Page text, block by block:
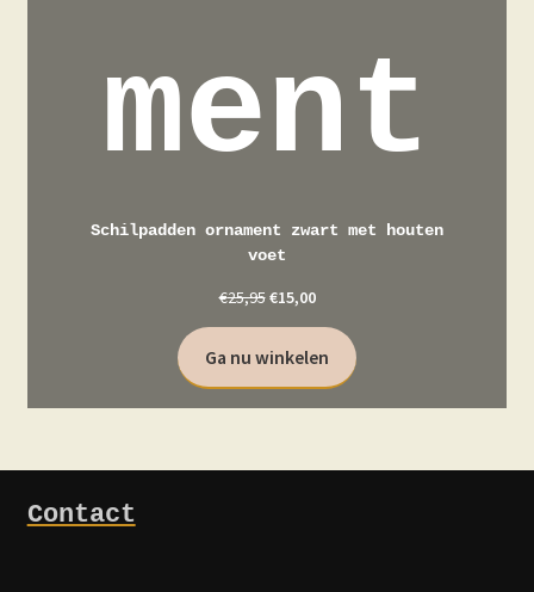
ment
Schilpadden ornament zwart met houten
voet
€25,95€15,00
Ga nu winkelen
Contact